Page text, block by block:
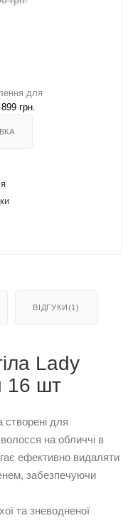
для
899 грн.
ВІДГУКИ(1)
Lady
16 шт
для
на обличчі в
ефективно видаляти
забезпечуючи
та зневодненої